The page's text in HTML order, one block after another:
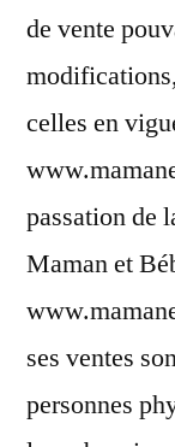
de vente
celles en
passation de
Maman et
ses ventes
personnes